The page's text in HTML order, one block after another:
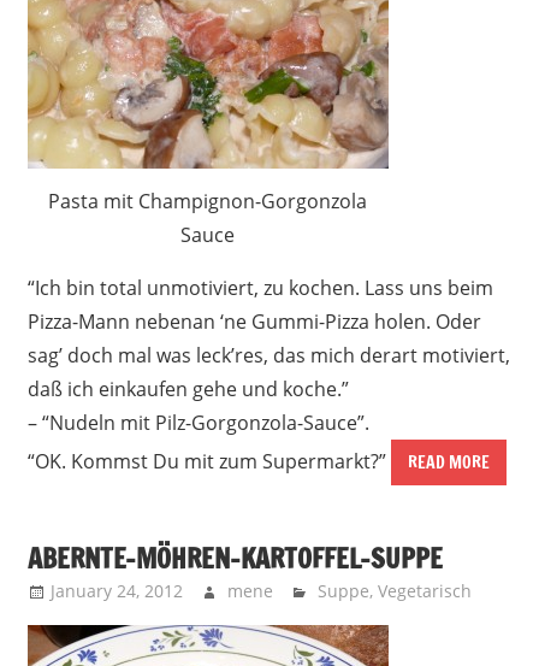
Pasta mit Champignon-Gorgonzola
Sauce
“Ich bin total unmotiviert, zu kochen. Lass uns beim
Pizza-Mann nebenan ‘ne Gummi-Pizza holen. Oder
sag’ doch mal was leck’res, das mich derart motiviert,
daß ich einkaufen gehe und koche.”
– “Nudeln mit Pilz-Gorgonzola-Sauce”.
“OK. Kommst Du mit zum Supermarkt?”
READ MORE
ABERNTE-MÖHREN-KARTOFFEL-SUPPE
January 24, 2012 mene Suppe,Vegetarisch